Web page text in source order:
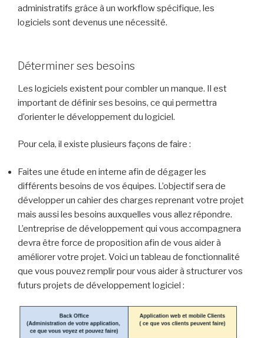
administratifs grâce à un workflow spécifique, les
logiciels sont devenus une nécessité.
Déterminer ses besoins
Les logiciels existent pour combler un manque. Il est
important de définir ses besoins, ce qui permettra
d’orienter le développement du logiciel.
Pour cela, il existe plusieurs façons de faire :
Faites une étude en interne afin de dégager les
différents besoins de vos équipes. L’objectif sera de
développer un cahier des charges reprenant votre projet
mais aussi les besoins auxquelles vous allez répondre.
L’entreprise de développement qui vous accompagnera
devra être force de proposition afin de vous aider à
améliorer votre projet. Voici un tableau de fonctionnalité
que vous pouvez remplir pour vous aider à structurer vos
futurs projets de développement logiciel :